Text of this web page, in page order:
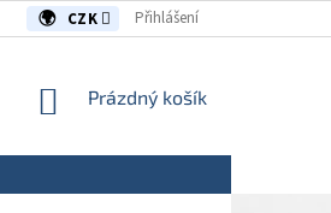
CZK Přihlášení
NÁKUPNÍ
Prázdný košík